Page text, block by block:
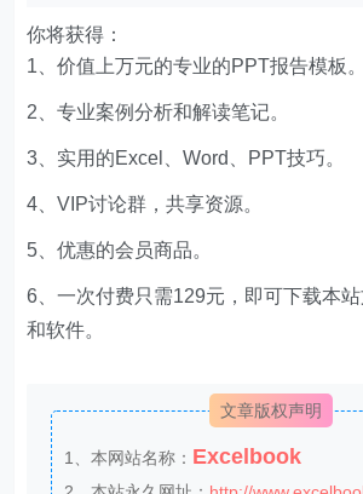
你将获得：
1、价值上万元的专业的PPT报告模板。
2、专业案例分析和解读笔记。
3、实用的Excel、Word、PPT技巧。
4、VIP讨论群，共享资源。
5、优惠的会员商品。
6、一次付费只需129元，即可下载本
和软件。
文章版权声明
1、本网站名称： Excelbook